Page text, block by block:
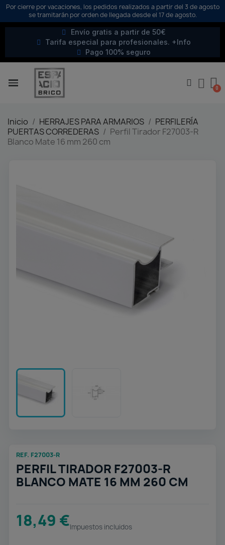
Por cierre por vacaciones, los pedidos realizados a partir del 3 de agosto
se tramitarán por orden de llegada desde el 17 de agosto.
Envío gratis a partir de 50€
Tarifa especial para profesionales. +Info
Pago 100% seguro
Inicio HERRAJES PARA ARMARIOS
PERFILERÍA
PUERTAS CORREDERAS
Perfil Tirador F27003-R
Blanco Mate 16 mm 260 cm
REF. F27003-R
PERFIL TIRADOR F27003-R
BLANCO MATE 16 MM 260 CM
18,49 €Impuestos incluidos